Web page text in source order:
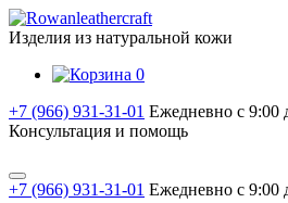
Изделия из натуральной кожи
0
+7 (966) 931-31-01 Ежедневно с 9:00
Консультация и помощь
+7 (966) 931-31-01 Ежедневно с 9:00